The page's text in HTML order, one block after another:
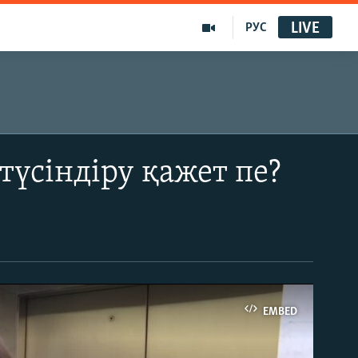
РУС LIVE
қажет пе?
EMBED